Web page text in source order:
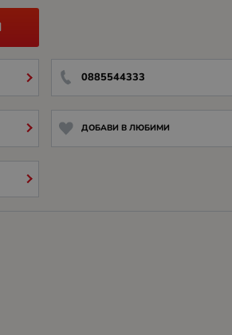
0885544333
ДОБАВИ В ЛЮБИМИ